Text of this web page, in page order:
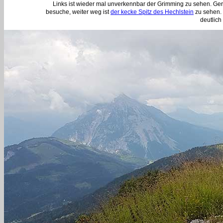
Links ist wieder mal unverkennbar der Grimming zu sehen.
besuche, weiter weg istder kecke Spitz des Hechlstein zu
deutlich